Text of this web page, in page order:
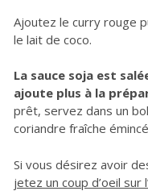
Ajoutez le curry rouge
le lait de coco.
La sauce soja est
ajoute plus à la
prêt, servez dans un
coriandre fraîche
Si vous désirez avoir
jetez un coup d’oeil sur